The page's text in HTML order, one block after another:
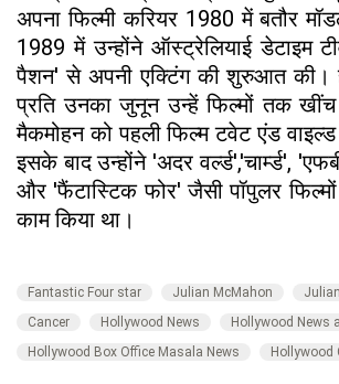
अपना फिल्मी करियर 1980 में बतौर
1989 में उन्होंने ऑस्ट्रेलियाई डेटाइम
पैशन' से अपनी एक्टिंग की शुरुआत की।
प्रति उनका जुनून उन्हें फिल्मों तक
मैकमोहन को पहली फिल्म टवेट एंड
इसके बाद उन्होंने 'अदर वर्ल्ड','चार्म्ड',
और 'फैंटास्टिक फोर' जैसी पॉपुलर
काम किया था।
Fantastic Four star Julian McMahon
Cancer
Hollywood News
Hollywood News
Hollywood Box Office Masala News
Hollywood